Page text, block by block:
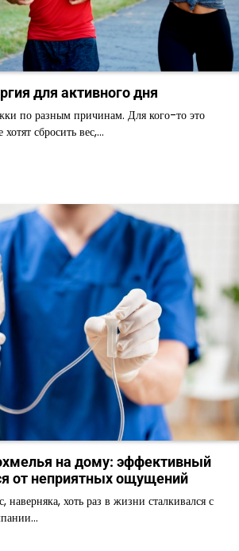
для активного дня
по разным причинам. Для кого-то это
хотят сбросить вес,…
на дому: эффективный
от неприятных ощущений
хоть раз в жизни сталкивался с